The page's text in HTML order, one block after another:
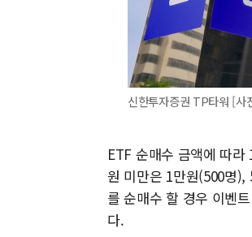
신한투자증권 TP타워 [사
ETF 순매수 금액에 따
원 미만은 1만원(500명
를 순매수 할 경우 이벤
다.